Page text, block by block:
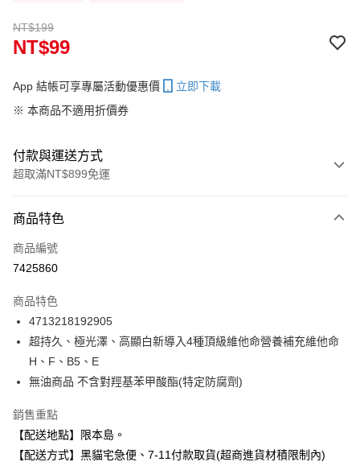
NT$199
NT$99
App 結帳可享專屬活動優惠價
立即下載
※ 本商品不適用折價券
付款與運送方式
超取滿NT$899免運
信用卡一次付款
超商取貨付款
Apple Pay
街口支付
悠遊付
Google Pay
全盈+PAY
商品特色
商品編號
7425860
商品特色
4713218192905
超持久、極光澤、高顯白新導入4種頂級維他命營養補充維他命
H、F、B5、E
無油商品 不含對羥基苯甲酸酯(特定防腐劑)
銷售重點
【配送地點】限本島。
【配送方式】黑貓宅急便、7-11付款取貨(超商進貨材積限制內)